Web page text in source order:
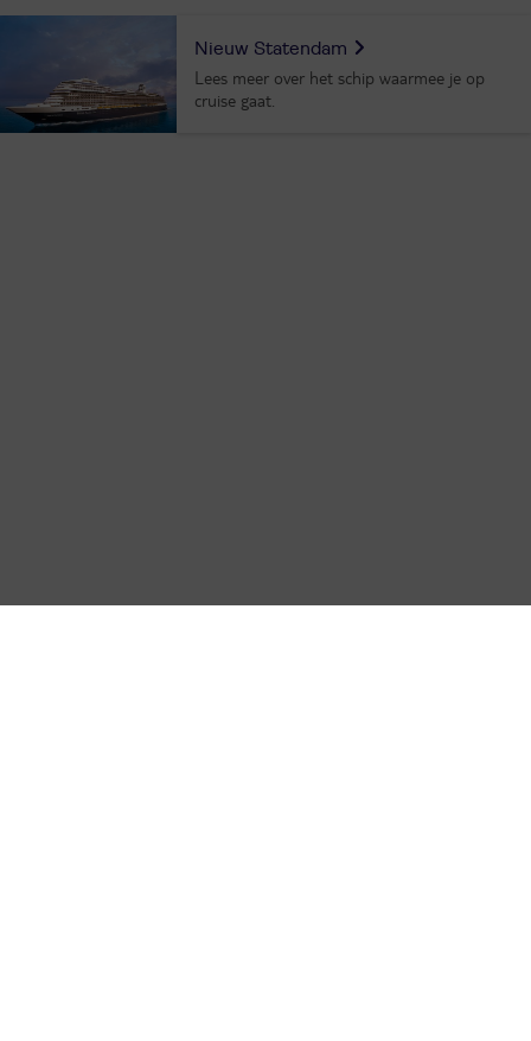
Nieuw Statendam
Lees meer over het schip waarmee je op
cruise gaat.